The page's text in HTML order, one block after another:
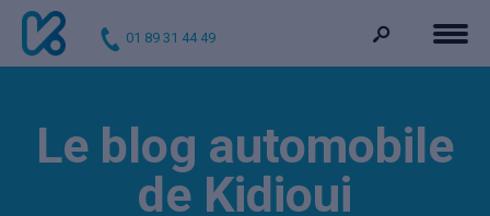
01 89 31 44 49
Le blog automobile
de Kidioui